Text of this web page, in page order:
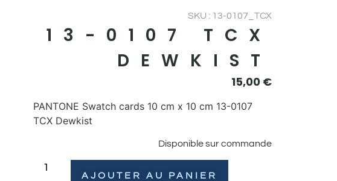
SKU : 13-0107_TCX
13-0107 TCX
DEWKIST
15,00 €
PANTONE Swatch cards 10 cm x 10 cm 13-0107
TCX Dewkist
Disponible sur commande
AJOUTER AU PANIER